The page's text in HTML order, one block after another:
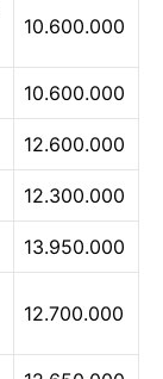
10.600.000
10.600.000
12.600.000
12.300.000
13.950.000
12.700.000